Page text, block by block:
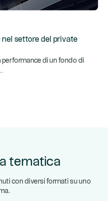
settore del private
di un fondo di
tematica
con diversi formati su uno